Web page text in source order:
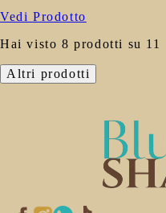
Vedi Prodotto
Hai visto 8 prodotti su 11
Altri prodotti